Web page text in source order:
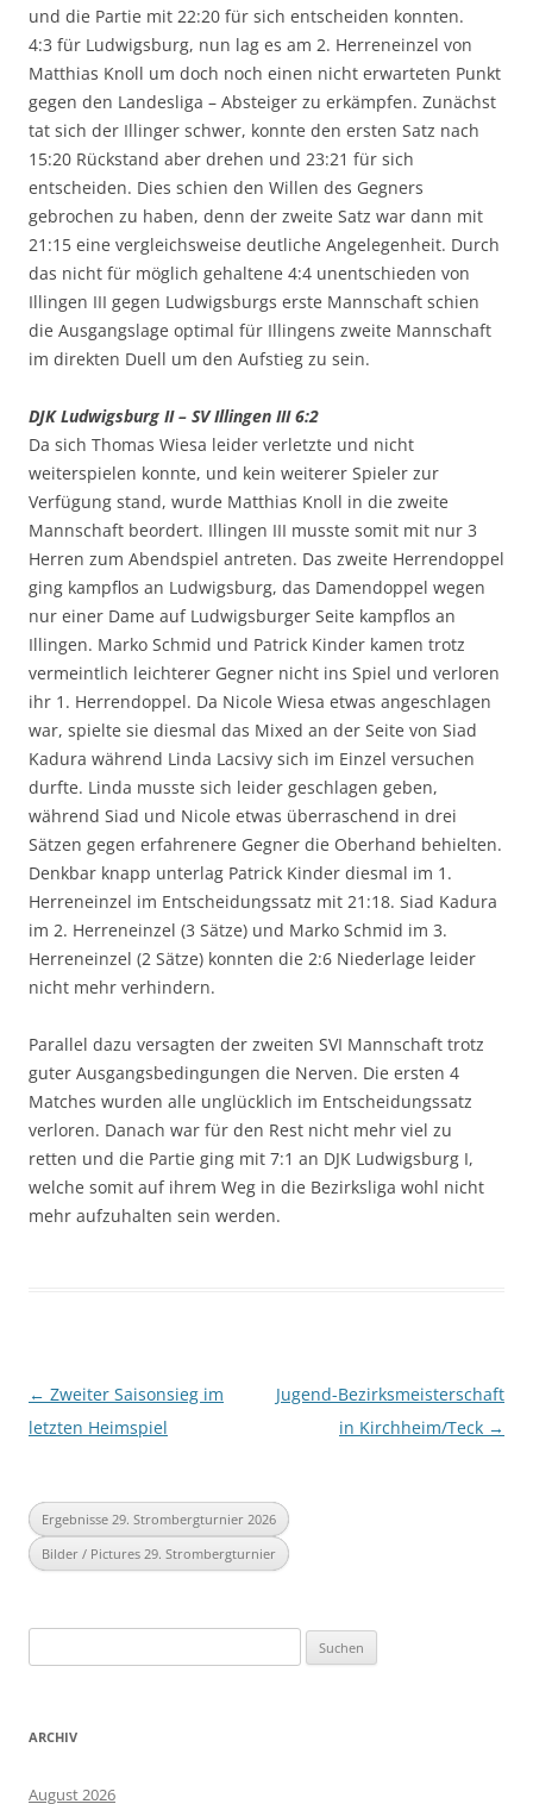
und die Partie mit 22:20 für sich entscheiden konnten.
4:3 für Ludwigsburg, nun lag es am 2. Herreneinzel von
Matthias Knoll um doch noch einen nicht erwarteten Punkt
gegen den Landesliga – Absteiger zu erkämpfen. Zunächst
tat sich der Illinger schwer, konnte den ersten Satz nach
15:20 Rückstand aber drehen und 23:21 für sich
entscheiden. Dies schien den Willen des Gegners
gebrochen zu haben, denn der zweite Satz war dann mit
21:15 eine vergleichsweise deutliche Angelegenheit. Durch
das nicht für möglich gehaltene 4:4 unentschieden von
Illingen III gegen Ludwigsburgs erste Mannschaft schien
die Ausgangslage optimal für Illingens zweite Mannschaft
im direkten Duell um den Aufstieg zu sein.
DJK Ludwigsburg II – SV Illingen III 6:2
Da sich Thomas Wiesa leider verletzte und nicht
weiterspielen konnte, und kein weiterer Spieler zur
Verfügung stand, wurde Matthias Knoll in die zweite
Mannschaft beordert. Illingen III musste somit mit nur 3
Herren zum Abendspiel antreten. Das zweite Herrendoppel
ging kampflos an Ludwigsburg, das Damendoppel wegen
nur einer Dame auf Ludwigsburger Seite kampflos an
Illingen. Marko Schmid und Patrick Kinder kamen trotz
vermeintlich leichterer Gegner nicht ins Spiel und verloren
ihr 1. Herrendoppel. Da Nicole Wiesa etwas angeschlagen
war, spielte sie diesmal das Mixed an der Seite von Siad
Kadura während Linda Lacsivy sich im Einzel versuchen
durfte. Linda musste sich leider geschlagen geben,
während Siad und Nicole etwas überraschend in drei
Sätzen gegen erfahrenere Gegner die Oberhand behielten.
Denkbar knapp unterlag Patrick Kinder diesmal im 1.
Herreneinzel im Entscheidungssatz mit 21:18. Siad Kadura
im 2. Herreneinzel (3 Sätze) und Marko Schmid im 3.
Herreneinzel (2 Sätze) konnten die 2:6 Niederlage leider
nicht mehr verhindern.
Parallel dazu versagten der zweiten SVI Mannschaft trotz
guter Ausgangsbedingungen die Nerven. Die ersten 4
Matches wurden alle unglücklich im Entscheidungssatz
verloren. Danach war für den Rest nicht mehr viel zu
retten und die Partie ging mit 7:1 an DJK Ludwigsburg I,
welche somit auf ihrem Weg in die Bezirksliga wohl nicht
mehr aufzuhalten sein werden.
Beitragsnavigation
← Zweiter Saisonsieg im
letzten Heimspiel
Jugend-Bezirksmeisterschaft
in Kirchheim/Teck →
Ergebnisse 29. Strombergturnier 2026
Bilder / Pictures 29. Strombergturnier
nach:
ARCHIV
August 2026